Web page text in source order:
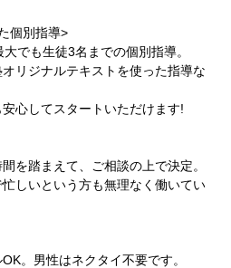
個別指導>
でも生徒3名までの個別指導。
リジナルテキストを使った指導な
心してスタートいただけます!
を踏まえて、ご相談の上で決定。
しいという方も無理なく働いてい
。男性はネクタイ不要です。